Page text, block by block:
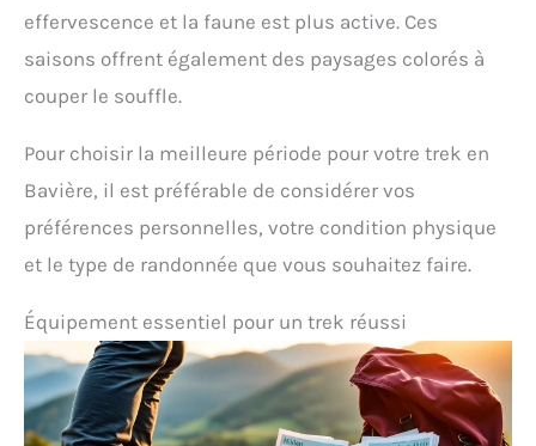
effervescence et la faune est plus active. Ces
saisons offrent également des paysages colorés à
couper le souffle.
Pour choisir la meilleure période pour votre trek en
Bavière, il est préférable de considérer vos
préférences personnelles, votre condition physique
et le type de randonnée que vous souhaitez faire.
Équipement essentiel pour un trek réussi